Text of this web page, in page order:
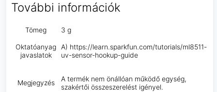
További információk
Tömeg 3 g
Oktatóanyag
javaslatok
A) https://learn.sparkfun.com/tutorials/ml8511-
uv-sensor-hookup-guide
Megjegyzés
A termék nem önállóan működő egység,
szakértői összeszerelést igényel.